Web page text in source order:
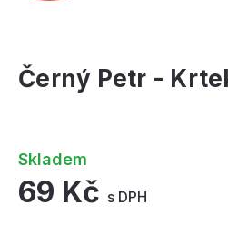
Černý Petr -
Skladem
69 Kč s DPH